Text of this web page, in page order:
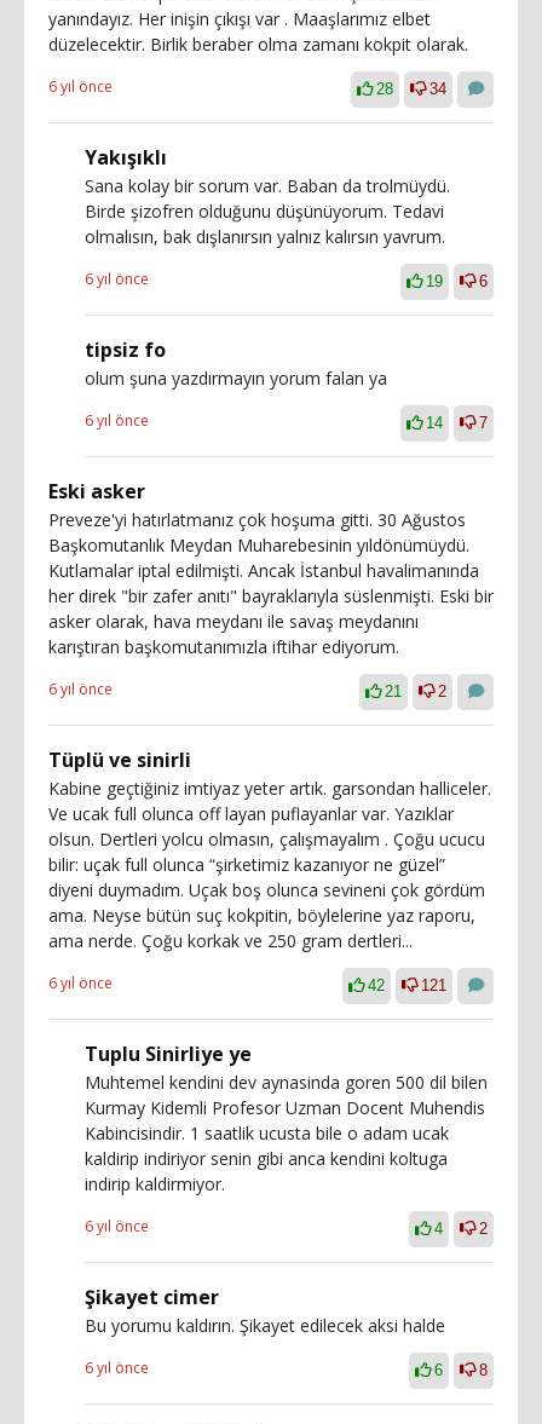
yanındayız. Her inişin çıkışı var . Maaşlarımız elbet
düzelecektir. Birlik beraber olma zamanı kokpit olarak.
6 yıl önce 28 34
Yakışıklı
Sana kolay bir sorum var. Baban da trolmüydü.
Birde şizofren olduğunu düşünüyorum. Tedavi
olmalısın, bak dışlanırsın yalnız kalırsın yavrum.
6 yıl önce 19 6
tipsiz fo
olum şuna yazdırmayın yorum falan ya
6 yıl önce 14 7
Eski asker
Preveze'yi hatırlatmanız çok hoşuma gitti. 30 Ağustos
Başkomutanlık Meydan Muharebesinin yıldönümüydü.
Kutlamalar iptal edilmişti. Ancak İstanbul havalimanında
her direk "bir zafer anıtı" bayraklarıyla süslenmişti. Eski bir
asker olarak, hava meydanı ile savaş meydanını
karıştıran başkomutanımızla iftihar ediyorum.
6 yıl önce 21 2
Tüplü ve sinirli
Kabine geçtiğiniz imtiyaz yeter artık. garsondan halliceler.
Ve ucak full olunca off layan puflayanlar var. Yazıklar
olsun. Dertleri yolcu olmasın, çalışmayalım . Çoğu ucucu
bilir: uçak full olunca “şirketimiz kazanıyor ne güzel”
diyeni duymadım. Uçak boş olunca sevineni çok gördüm
ama. Neyse bütün suç kokpitin, böylelerine yaz raporu,
ama nerde. Çoğu korkak ve 250 gram dertleri...
6 yıl önce 42 121
Tuplu Sinirliye ye
Muhtemel kendini dev aynasinda goren 500 dil bilen
Kurmay Kidemli Profesor Uzman Docent Muhendis
Kabincisindir. 1 saatlik ucusta bile o adam ucak
kaldirip indiriyor senin gibi anca kendini koltuga
indirip kaldirmiyor.
6 yıl önce 4 2
Şikayet cimer
Bu yorumu kaldırın. Şikayet edilecek aksi halde
6 yıl önce 6 8